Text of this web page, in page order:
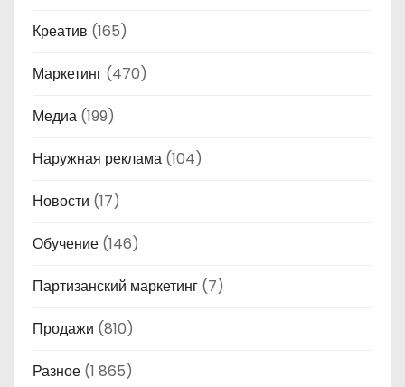
Креатив (165)
Маркетинг (470)
Медиа (199)
Наружная реклама (104)
Новости (17)
Обучение (146)
Партизанский маркетинг (7)
Продажи (810)
Разное (1 865)